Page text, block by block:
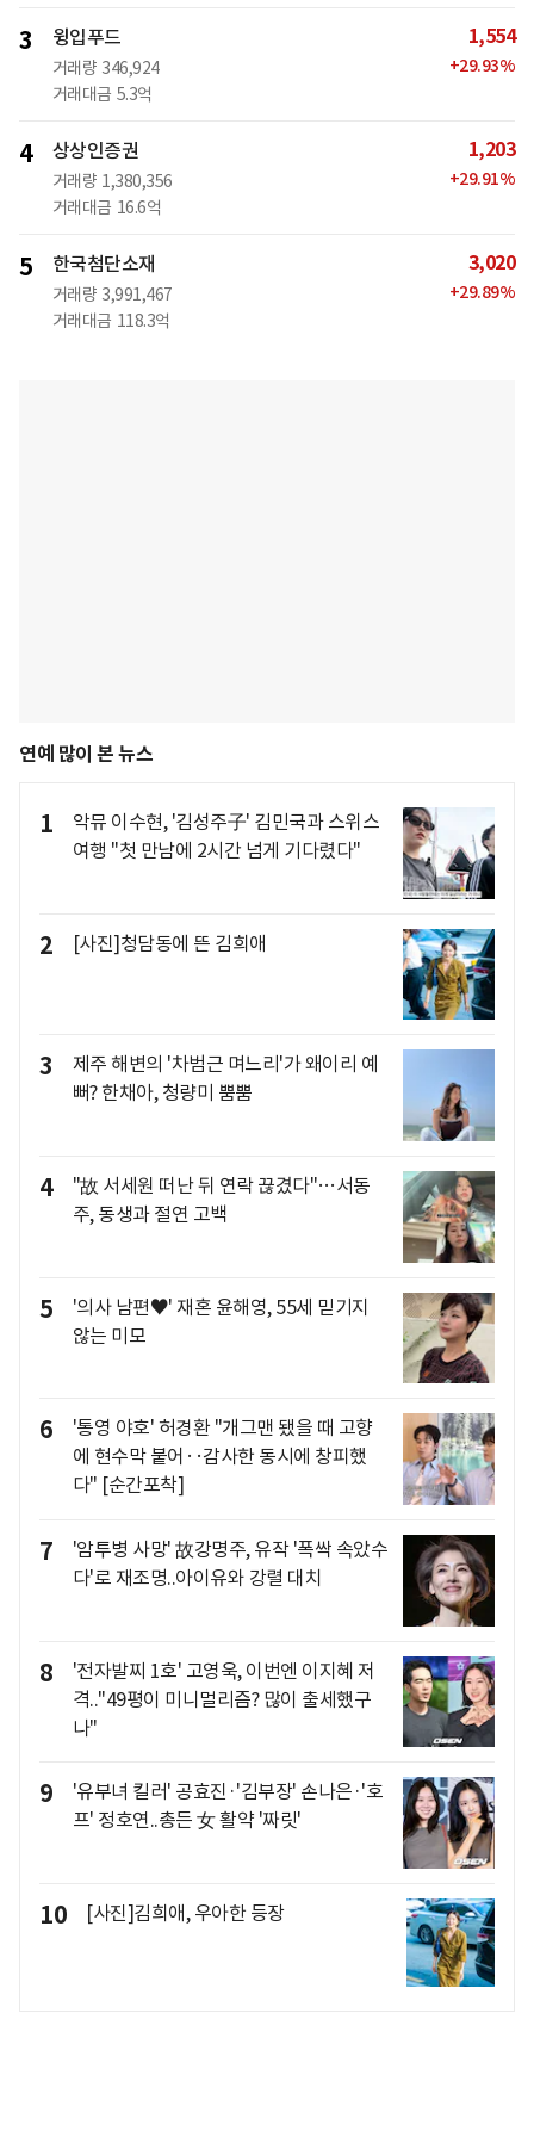
3 윙입푸드
거래량 346,924
거래대금 5.3억
1,554
+29.93%
4 상상인증권
거래량 1,380,356
거래대금 16.6억
1,203
+29.91%
5 한국첨단소재
거래량 3,991,467
거래대금 118.3억
3,020
+29.89%
연예 많이 본 뉴스
1
악뮤 이수현, '김성주子' 김민국과 스위스
여행 "첫 만남에 2시간 넘게 기다렸다"
2 [사진]청담동에 뜬 김희애
3
제주 해변의 '차범근 며느리'가 왜이리 예
뻐? 한채아, 청량미 뿜뿜
4
"故 서세원 떠난 뒤 연락 끊겼다"…서동
주, 동생과 절연 고백
5
'의사 남편♥' 재혼 윤해영, 55세 믿기지
않는 미모
6
'통영 야호' 허경환 "개그맨 됐을 때 고향
에 현수막 붙어‥감사한 동시에 창피했
다" [순간포착]
7
'암투병 사망' 故강명주, 유작 '폭싹 속았수
다'로 재조명..아이유와 강렬 대치
8
'전자발찌 1호' 고영욱, 이번엔 이지혜 저
격.."49평이 미니멀리즘? 많이 출세했구
나"
9
'유부녀 킬러' 공효진·'김부장' 손나은·'호
프' 정호연..총든 女 활약 '짜릿'
10 [사진]김희애, 우아한 등장